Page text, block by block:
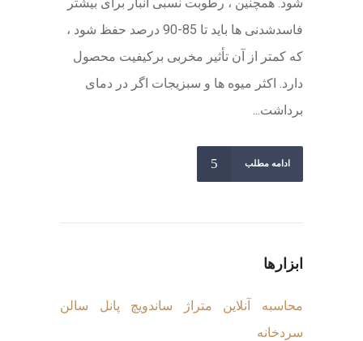
شود. همچنین ، رطوبت نسبی انبار برای بیشتر
فاسدشدنی ها باید تا 85-90 درصد حفظ شود ،
که کمتر از آن تأثیر مخربی برکیفیت محصول
دارد. اکثر میوه ها و سبزیجات اگر در دمای
برداشت...
ادامه مطلب
ابزارها
محاسبه آنلاین متراژ ساندویچ پانل سالن
سردخانه